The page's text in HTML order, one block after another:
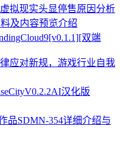
虚拟现实头显停售原因分析
及内容预览介绍
双端
应对新规，游戏行业自我
汉化版
品SDMN-354详细介绍与